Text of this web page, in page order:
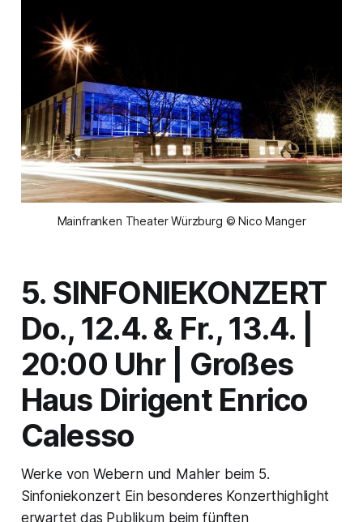
Mainfranken Theater Würzburg © Nico Manger
5. SINFONIEKONZERT
Do., 12.4. & Fr., 13.4. |
20:00 Uhr | Großes
Haus Dirigent Enrico
Calesso
Werke von Webern und Mahler beim 5.
Sinfoniekonzert Ein besonderes Konzerthighlight
erwartet das Publikum beim fünften